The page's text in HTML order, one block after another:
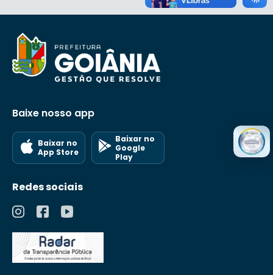
Baixe nosso app
Baixar no
App Store
Baixar no
Google
Play
Redes sociais